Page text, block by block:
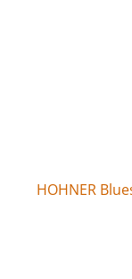
HOHNER